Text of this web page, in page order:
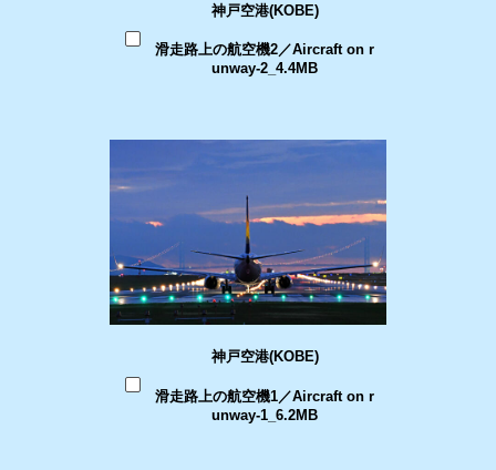
神戸空港(KOBE)
滑走路上の航空機2／Aircraft on r
unway-2_4.4MB
神戸空港(KOBE)
滑走路上の航空機1／Aircraft on r
unway-1_6.2MB